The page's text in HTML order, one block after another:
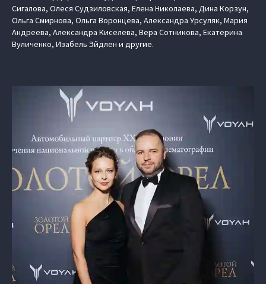
Сигалова, Олеся Судзиловская, Елена Николаева, Дина Корзун,
Ольга Смирнова, Ольга Воронцева, Александра Урсуляк, Мария
Андреева, Александра Киселева, Вера Сотникова, Екатерина
Вуличенко, Изабель Эйдлен и другие.